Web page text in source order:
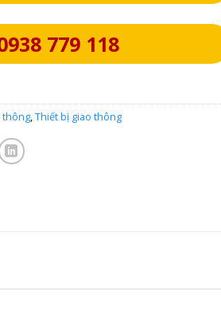
779 118
thông, Thiết bị giao thông